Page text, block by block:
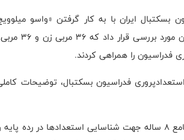
بازیکن را
فدراسیون را همراهی کردند.
فدراسیون بسکتبال، توضیحات
«با بررسی‌های انجام شده یک طرح جامع ۸ ساله جهت شناسایی